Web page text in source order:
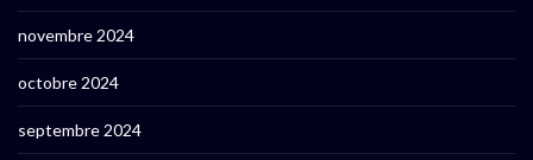
novembre 2024
octobre 2024
septembre 2024